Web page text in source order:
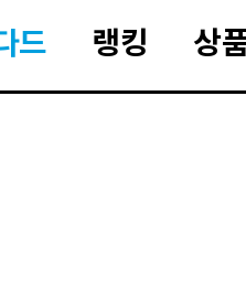
드 랭킹 상